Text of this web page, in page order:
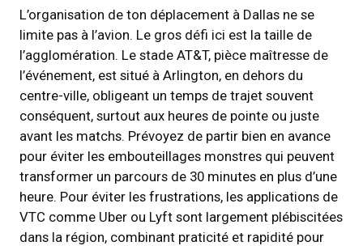
L’organisation de ton déplacement à Dallas ne se
limite pas à l’avion. Le gros défi ici est la taille de
l’agglomération. Le stade AT&T, pièce maîtresse de
l’événement, est situé à Arlington, en dehors du
centre-ville, obligeant un temps de trajet souvent
conséquent, surtout aux heures de pointe ou juste
avant les matchs. Prévoyez de partir bien en avance
pour éviter les embouteillages monstres qui peuvent
transformer un parcours de 30 minutes en plus d’une
heure. Pour éviter les frustrations, les applications de
VTC comme Uber ou Lyft sont largement plébiscitées
dans la région, combinant praticité et rapidité pour